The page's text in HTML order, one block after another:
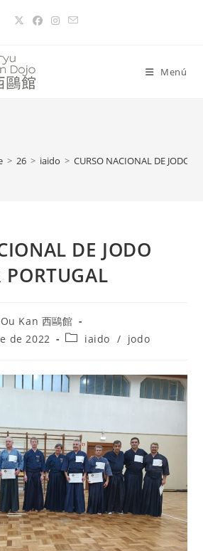
Menú
> 26 > iaido > CURSO NACIONAL DE JODO
DE JODO
Kan 西鷗館
de 2022
iaido / jodo